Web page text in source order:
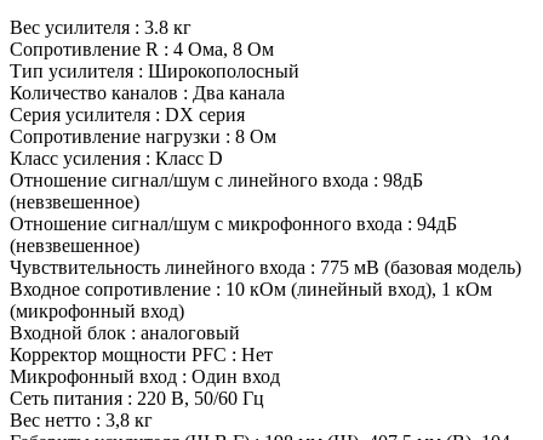
Вес усилителя : 3.8 кг
Сопротивление R : 4 Ома, 8 Ом
Тип усилителя : Широкополосный
Количество каналов : Два канала
Серия усилителя : DX серия
Сопротивление нагрузки : 8 Ом
Класс усиления : Класс D
Отношение сигнал/шум с линейного входа : 98дБ
(невзвешенное)
Отношение сигнал/шум с микрофонного входа : 94дБ
(невзвешенное)
Чувствительность линейного входа : 775 мВ (базовая модель)
Входное сопротивление : 10 кОм (линейный вход), 1 кОм
(микрофонный вход)
Входной блок : аналоговый
Корректор мощности PFC : Нет
Микрофонный вход : Один вход
Сеть питания : 220 В, 50/60 Гц
Вес нетто : 3,8 кг